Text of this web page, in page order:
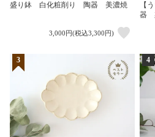
盛り鉢 白化粧削り 陶器 美濃焼
3,000円(税込3,300円)
【
器
3 4